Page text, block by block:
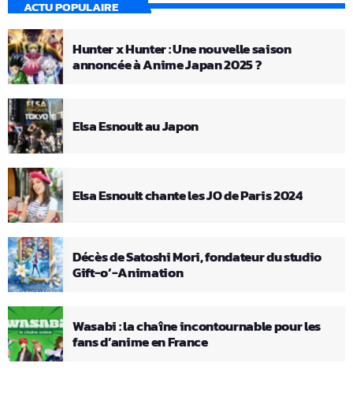
ACTU POPULAIRE
Hunter x Hunter : Une nouvelle saison
annoncée à Anime Japan 2025 ?
Elsa Esnoult au Japon
Elsa Esnoult chante les JO de Paris 2024
Décès de Satoshi Mori, fondateur du studio
Gift-o’-Animation
Wasabi : la chaîne incontournable pour les
fans d’anime en France